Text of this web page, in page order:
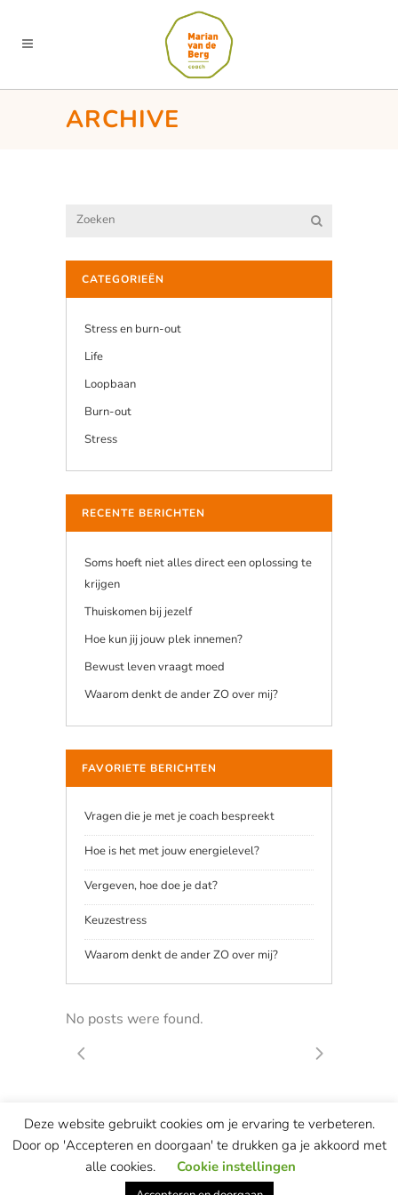
ARCHIVE
CATEGORIEËN
Stress en burn-out
Life
Loopbaan
Burn-out
Stress
RECENTE BERICHTEN
Soms hoeft niet alles direct een oplossing te
krijgen
Thuiskomen bij jezelf
Hoe kun jij jouw plek innemen?
Bewust leven vraagt moed
Waarom denkt de ander ZO over mij?
FAVORIETE BERICHTEN
Vragen die je met je coach bespreekt
Hoe is het met jouw energielevel?
Vergeven, hoe doe je dat?
Keuzestress
Waarom denkt de ander ZO over mij?
No posts were found.
© Copyright Marian van de Berg — website & concept ontwikkeld door
most remarkable
This site is protected by reCAPTCHA and the GooglePrivacy Policy
Terms of Serviceapply.
Deze website gebruikt cookies om je ervaring te verbeteren.
Door op 'Accepteren en doorgaan' te drukken ga je akkoord met
alle cookies.
Cookie instellingen